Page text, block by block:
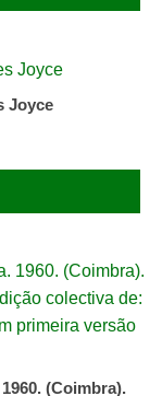
Joyce
(Coimbra).